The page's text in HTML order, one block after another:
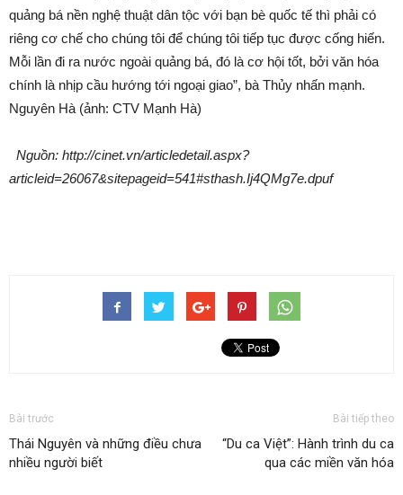
quảng bá nền nghệ thuật dân tộc với bạn bè quốc tế thì phải có
riêng cơ chế cho chúng tôi để chúng tôi tiếp tục được cống hiến.
Mỗi lần đi ra nước ngoài quảng bá, đó là cơ hội tốt, bởi văn hóa
chính là nhịp cầu hướng tới ngoại giao”, bà Thủy nhấn mạnh.
Nguyên Hà (ảnh: CTV Mạnh Hà)
Nguồn: http://cinet.vn/articledetail.aspx?
articleid=26067&sitepageid=541#sthash.Ij4QMg7e.dpuf
Bài trước
Thái Nguyên và những điều chưa
nhiều người biết
Bài tiếp theo
“Du ca Việt”: Hành trình du ca
qua các miền văn hóa